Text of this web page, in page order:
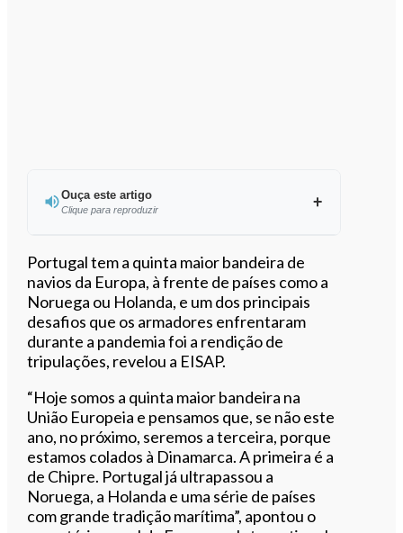
Ouça este artigo
Clique para reproduzir
Ouvir este artigo
Portugal tem a quinta maior bandeira de
navios da Europa, à frente de países como a
Noruega ou Holanda, e um dos principais
desafios que os armadores enfrentaram
durante a pandemia foi a rendição de
tripulações, revelou a EISAP.
“Hoje somos a quinta maior bandeira na
União Europeia e pensamos que, se não este
ano, no próximo, seremos a terceira, porque
estamos colados à Dinamarca. A primeira é a
de Chipre. Portugal já ultrapassou a
Noruega, a Holanda e uma série de países
com grande tradição marítima”, apontou o